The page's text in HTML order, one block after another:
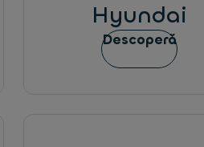
Hyundai
Descoperă